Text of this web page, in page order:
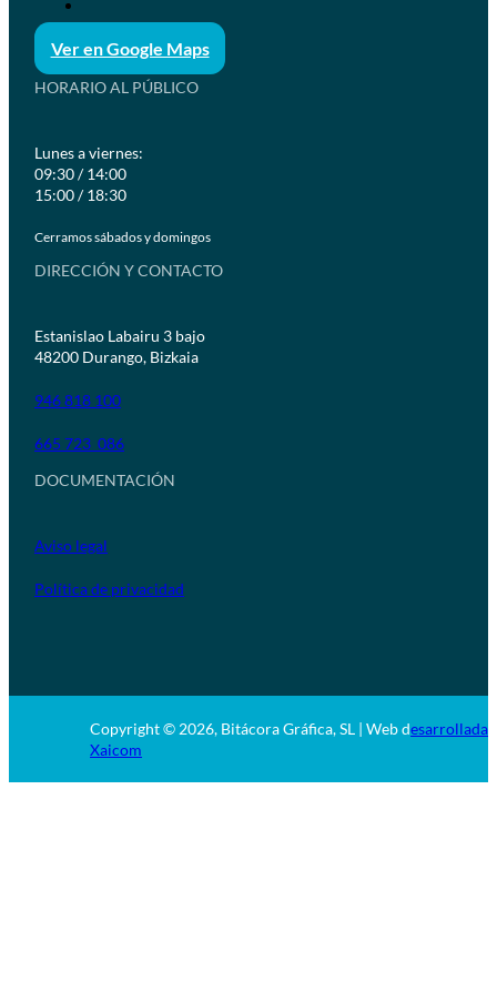
Ver en Google Maps
HORARIO AL PÚBLICO
Lunes a viernes:
09:30 / 14:00
15:00 / 18:30
Cerramos sábados y domingos
DIRECCIÓN Y CONTACTO
Estanislao Labairu 3 bajo
48200 Durango, Bizkaia
946 818 100
665 723 086
DOCUMENTACIÓN
Aviso legal
Política de privacidad
Copyright © 2026, Bitácora Gráfica, SL | Web desarrollada
Xaicom